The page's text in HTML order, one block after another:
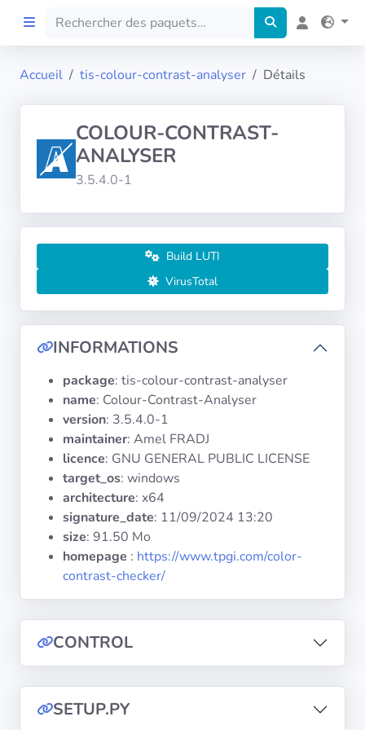
Preprod
FILTRES
Langues
d'exploitation
Documentation
Accueil tis-colour-contrast-analyser Détails
COLOUR-CONTRAST-
ANALYSER
3.5.4.0-1
Build LUTI
VirusTotal
INFORMATIONS
package: tis-colour-contrast-analyser
name: Colour-Contrast-Analyser
version: 3.5.4.0-1
maintainer: Amel FRADJ
licence: GNU GENERAL PUBLIC LICENSE
target_os: windows
architecture: x64
signature_date: 11/09/2024 13:20
size: 91.50 Mo
homepage : https://www.tpgi.com/color-
contrast-checker/
CONTROL
SETUP.PY